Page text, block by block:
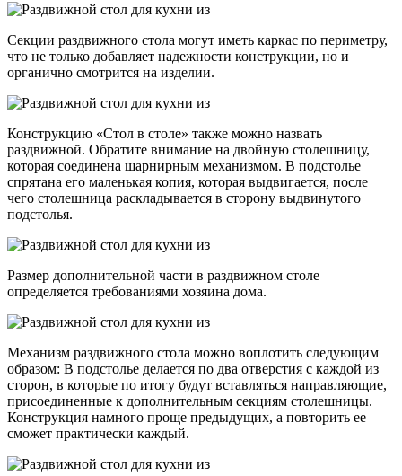
Секции раздвижного стола могут иметь каркас по периметру,
что не только добавляет надежности конструкции, но и
органично смотрится на изделии.
Конструкцию «Стол в столе» также можно назвать
раздвижной. Обратите внимание на двойную столешницу,
которая соединена шарнирным механизмом. В подстолье
спрятана его маленькая копия, которая выдвигается, после
чего столешница раскладывается в сторону выдвинутого
подстолья.
Размер дополнительной части в раздвижном столе
определяется требованиями хозяина дома.
Механизм раздвижного стола можно воплотить следующим
образом: В подстолье делается по два отверстия с каждой из
сторон, в которые по итогу будут вставляться направляющие,
присоединенные к дополнительным секциям столешницы.
Конструкция намного проще предыдущих, а повторить ее
сможет практически каждый.